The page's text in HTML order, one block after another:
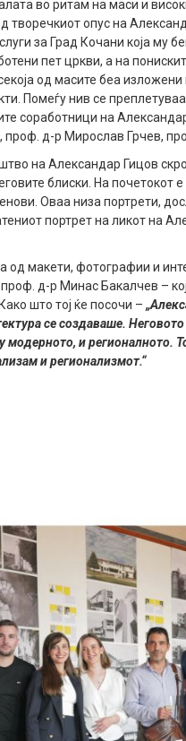
во ритам на маси и
творечкиот опус на
за Град Кочани која му
пет цркви, а на
од масите беа
Помеѓу нив се
соработници на
д-р Мирослав Грчев,
на Александар Гицов
блиски. На почетокот
Оваа низа портрети,
портрет на ликот на
од макети, фотографии и
д-р Минас Бакалчев –
што тој ќе посочи –
се создаваше.
модерното, и регионалното.
и регионализмот.“